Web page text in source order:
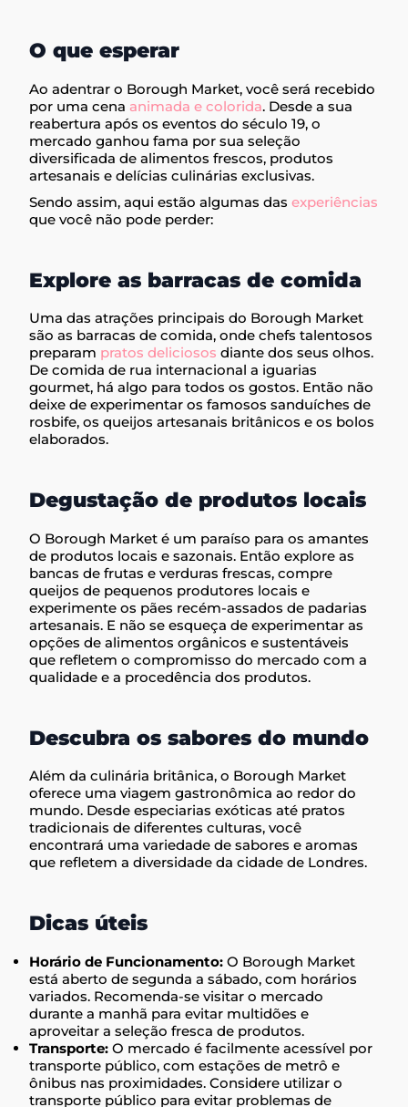
O que esperar
Ao adentrar o Borough Market, você será recebido
por uma cena animada e colorida. Desde a sua
reabertura após os eventos do século 19, o
mercado ganhou fama por sua seleção
diversificada de alimentos frescos, produtos
artesanais e delícias culinárias exclusivas.
Sendo assim, aqui estão algumas dasexperiências
que você não pode perder:
Explore as barracas de comida
Uma das atrações principais do Borough Market
são as barracas de comida, onde chefs talentosos
preparam pratos deliciosos diante dos seus olhos.
De comida de rua internacional a iguarias
gourmet, há algo para todos os gostos. Então não
deixe de experimentar os famosos sanduíches de
rosbife, os queijos artesanais britânicos e os bolos
elaborados.
Degustação de produtos locais
O Borough Market é um paraíso para os amantes
de produtos locais e sazonais. Então explore as
bancas de frutas e verduras frescas, compre
queijos de pequenos produtores locais e
experimente os pães recém-assados de padarias
artesanais. E não se esqueça de experimentar as
opções de alimentos orgânicos e sustentáveis
que refletem o compromisso do mercado com a
qualidade e a procedência dos produtos.
Descubra os sabores do mundo
Além da culinária britânica, o Borough Market
oferece uma viagem gastronômica ao redor do
mundo. Desde especiarias exóticas até pratos
tradicionais de diferentes culturas, você
encontrará uma variedade de sabores e aromas
que refletem a diversidade da cidade de Londres.
Dicas úteis
Horário de Funcionamento: O Borough Market
está aberto de segunda a sábado, com horários
variados. Recomenda-se visitar o mercado
durante a manhã para evitar multidões e
aproveitar a seleção fresca de produtos.
Transporte: O mercado é facilmente acessível por
transporte público, com estações de metrô e
ônibus nas proximidades. Considere utilizar o
transporte público para evitar problemas de